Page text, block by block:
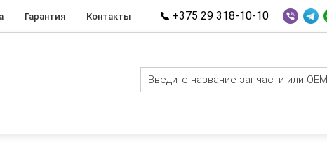
Гарантия Контакты +375 29 318-10-10